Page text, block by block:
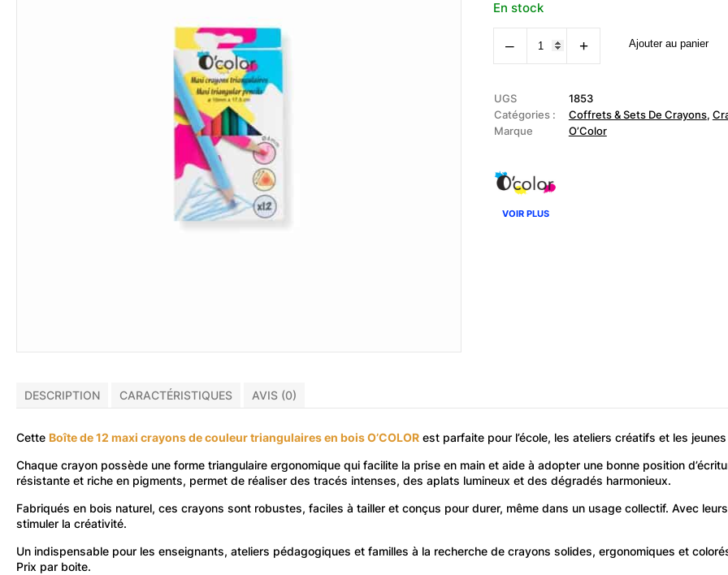
En stock
‒
quantité
de
O'COLOR
de
12
maxi
crayons
assortis
+ Ajouter au panier
UGS
1853
Catégories :
Coffrets & Sets De Crayons,
Marque
O’Color
VOIR PLUS
DESCRIPTION CARACTÉRISTIQUES AVIS (0)
Cette Boîte de 12 maxi crayons de couleur triangulaires en bois O’COLOR est parfaite pour l’école, les ateliers créatifs et les
Chaque crayon possède une forme triangulaire ergonomique qui facilite la prise en main et aide à adopter une bonne position
résistante et riche en pigments, permet de réaliser des tracés intenses, des aplats lumineux et des dégradés harmonieux.
Fabriqués en bois naturel, ces crayons sont robustes, faciles à tailler et conçus pour durer, même dans un usage collectif. Avec
stimuler la créativité.
Un indispensable pour les enseignants, ateliers pédagogiques et familles à la recherche de crayons solides, ergonomiques et
Prix par boite.